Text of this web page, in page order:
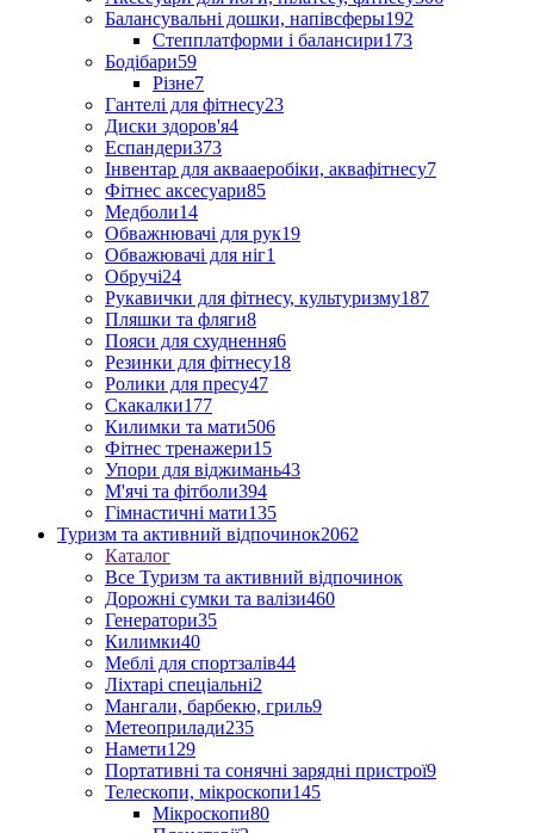
Балансувальні дошки, напівсферы192
Степплатформи і балансири173
Бодібари59
Різне7
Гантелі для фітнесу23
Диски здоров'я4
Еспандери373
Інвентар для аквааеробіки, аквафітнесу7
Фітнес аксесуари85
Медболи14
Обважнювачі для рук19
Обважювачі для ніг1
Обручі24
Рукавички для фітнесу, культуризму187
Пляшки та фляги8
Пояси для схуднення6
Резинки для фітнесу18
Ролики для пресу47
Скакалки177
Килимки та мати506
Фітнес тренажери15
Упори для віджимань43
М'ячі та фітболи394
Гімнастичні мати135
Туризм та активний відпочинок2062
Каталог
Все Туризм та активний відпочинок
Дорожні сумки та валізи460
Генератори35
Килимки40
Меблі для спортзалів44
Ліхтарі спеціальні2
Мангали, барбекю, гриль9
Метеоприлади235
Намети129
Портативні та сонячні зарядні пристрої9
Телескопи, мікроскопи145
Мікроскопи80